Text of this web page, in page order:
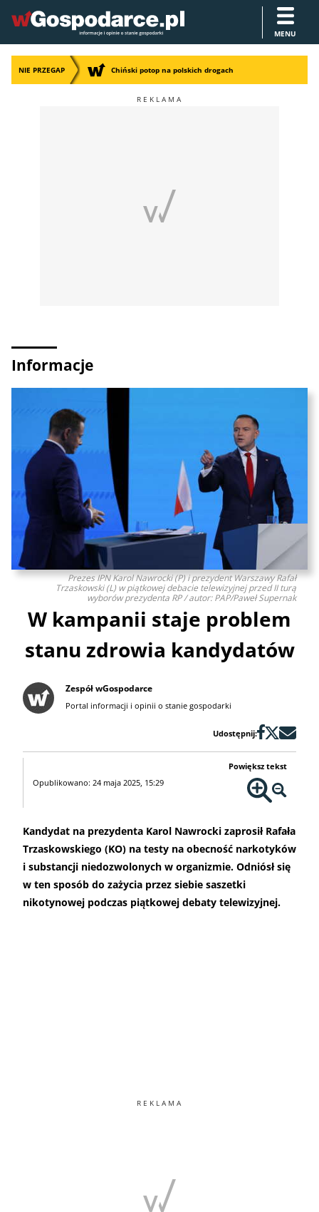
MENU
NIE PRZEGAP Chiński potop na polskich drogach
Informacje
Prezes IPN Karol Nawrocki (P) i prezydent Warszawy Rafał
Trzaskowski (L) w piątkowej debacie telewizyjnej przed II turą
wyborów prezydenta RP / autor: PAP/Paweł Supernak
W kampanii staje problem
stanu zdrowia kandydatów
Zespół wGospodarce
Portal informacji i opinii o stanie gospodarki
Udostępnij:
Opublikowano: 24 maja 2025, 15:29
Powiększ tekst
Kandydat na prezydenta Karol Nawrocki zaprosił Rafała
Trzaskowskiego (KO) na testy na obecność narkotyków
i substancji niedozwolonych w organizmie. Odniósł się
w ten sposób do zażycia przez siebie saszetki
nikotynowej podczas piątkowej debaty telewizyjnej.
REKLAMA